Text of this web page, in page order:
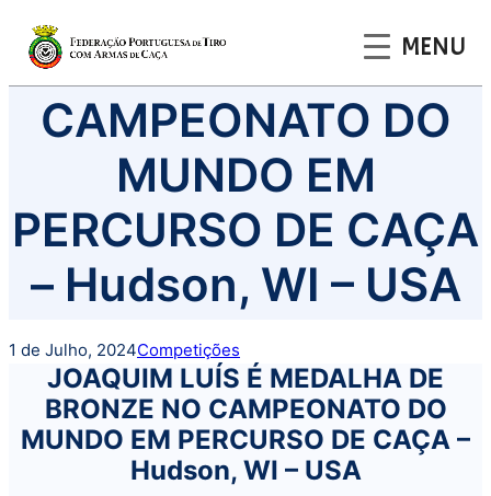
MENU
CAMPEONATO DO
MUNDO EM
PERCURSO DE CAÇA
– Hudson, WI – USA
1 de Julho, 2024Competições
JOAQUIM LUÍS É MEDALHA DE
BRONZE NO CAMPEONATO DO
MUNDO EM PERCURSO DE CAÇA –
Hudson, WI – USA